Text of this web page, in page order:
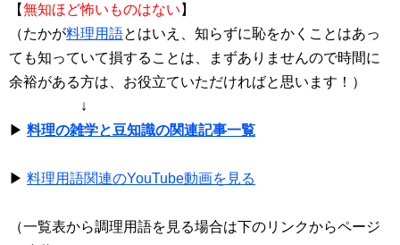
【無知ほど怖いものはない 】
（たかが料理用語とはいえ、知らずに恥をかくことはあっ
ても知っていて損することは、まずありませんので時間に
余裕がある方は、お役立ていただければと思います！）
↓
▶ 料理の雑学と豆知識の関連記事一覧
▶ 料理用語関連のYouTube動画を見る
（一覧表から調理用語を見る場合は下のリンクからページ